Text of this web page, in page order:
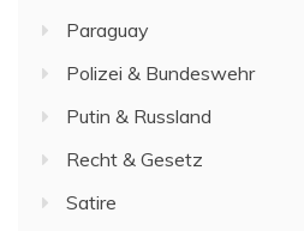
Paraguay
Polizei & Bundeswehr
Putin & Russland
Recht & Gesetz
Satire